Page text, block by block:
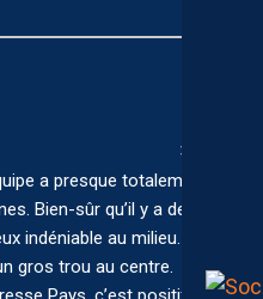
a presque totalement
Bien-sûr qu’il y a de la
indéniable au milieu.
gros trou au centre.